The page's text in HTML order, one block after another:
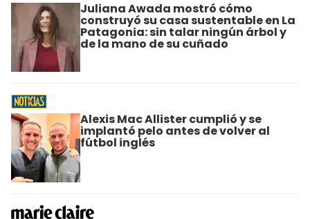
Juliana Awada mostró cómo
construyó su casa sustentable en La
Patagonia: sin talar ningún árbol y
de la mano de su cuñado
Alexis Mac Allister cumplió y se
implantó pelo antes de volver al
fútbol inglés